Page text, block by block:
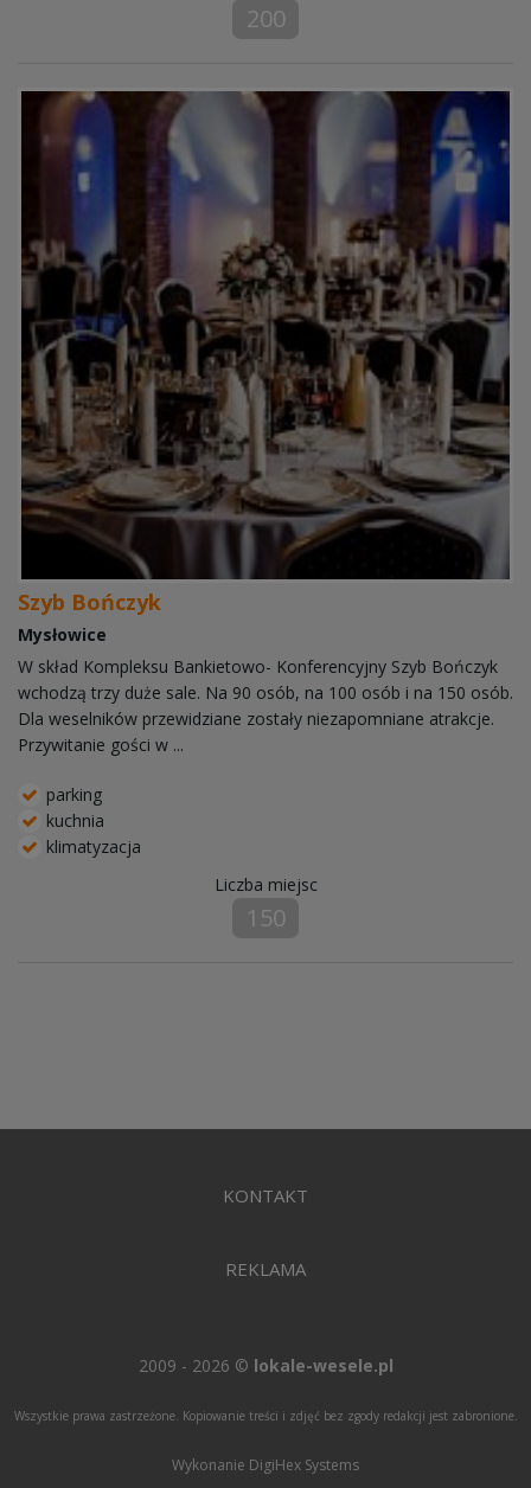
200
Szyb Bończyk
Mysłowice
W skład Kompleksu Bankietowo- Konferencyjny Szyb Bończyk
wchodzą trzy duże sale. Na 90 osób, na 100 osób i na 150 osób.
Dla weselników przewidziane zostały niezapomniane atrakcje.
Przywitanie gości w ...
parking
kuchnia
klimatyzacja
Liczba miejsc
150
KONTAKT
REKLAMA
2009 - 2026 © lokale-wesele.pl
Wszystkie prawa zastrzeżone. Kopiowanie treści i zdjęć bez zgody redakcji jest zabronione.
Wykonanie DigiHex Systems